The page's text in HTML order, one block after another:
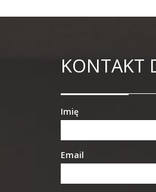
KONTAKT
Imię
Email